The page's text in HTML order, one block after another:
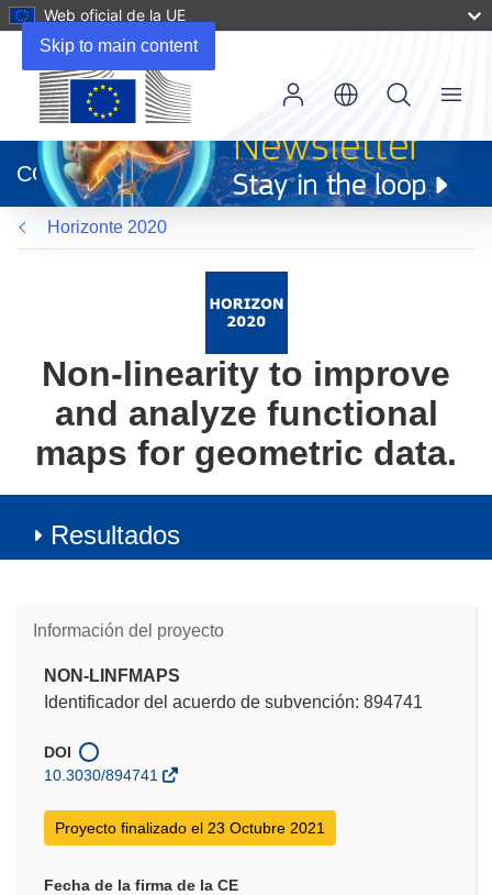
Skip to main content
Web oficial de la UE
abrirá
en
una
nueva
ventana)
CORDIS
Menu
Horizonte 2020
Non-linearity to improve
and analyze functional
maps for geometric data.
Resultados
Información del proyecto
NON-LINFMAPS
Identificador del acuerdo de subvención: 894741
DOI
10.3030/894741
Proyecto finalizado el 23 Octubre 2021
Fecha de la firma de la CE